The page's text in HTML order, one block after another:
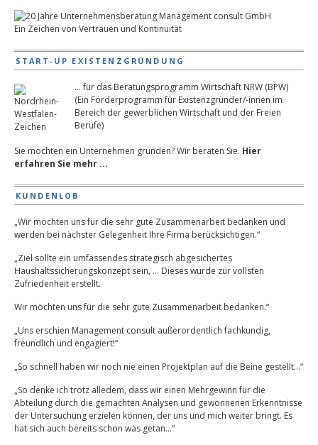
Ein Zeichen von Vertrauen und Kontinuität
START-UP EXISTENZGRÜNDUNG
... für das Beratungsprogramm Wirtschaft NRW (BPW)
(Ein Förderprogramm für Existenzgründer/-innen im
Bereich der gewerblichen Wirtschaft und der Freien
Berufe)
Sie möchten ein Unternehmen gründen? Wir beraten Sie. Hier
erfahren Sie mehr ...
KUNDENLOB
„Wir möchten uns für die sehr gute Zusammenarbeit bedanken und
werden bei nächster Gelegenheit Ihre Firma berücksichtigen.“
„Ziel sollte ein umfassendes strategisch abgesichertes
Haushaltssicherungskonzept sein, … Dieses wurde zur vollsten
Zufriedenheit erstellt.
Wir möchten uns für die sehr gute Zusammenarbeit bedanken.“
„Uns erschien Management consult außerordentlich fachkundig,
freundlich und engagiert!“
„So schnell haben wir noch nie einen Projektplan auf die Beine gestellt…“
„So denke ich trotz alledem, dass wir einen Mehrgewinn für die
Abteilung durch die gemachten Analysen und gewonnenen Erkenntnisse
der Untersuchung erzielen können, der uns und mich weiter bringt. Es
hat sich auch bereits schon was getan…“